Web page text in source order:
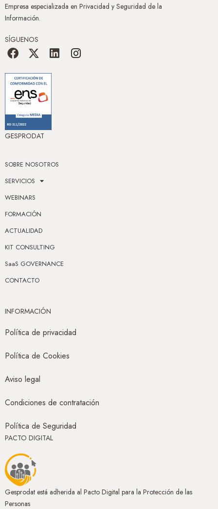
Empresa especializada en Privacidad y Seguridad de la
Información.
SÍGUENOS
GESPRODAT
SOBRE NOSOTROS
SERVICIOS
WEBINARS
FORMACIÓN
ACTUALIDAD
KIT CONSULTING
SaaS GOVERNANCE
CONTACTO
INFORMACIÓN
Política de privacidad
Política de Cookies
Aviso legal
Condiciones de contratación
Política de Seguridad
PACTO DIGITAL
Gesprodat está adherida al Pacto Digital para la Protección de las
Personas